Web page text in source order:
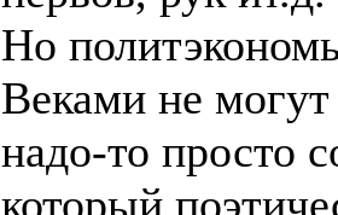
Но
Веками не
надо-то просто
который